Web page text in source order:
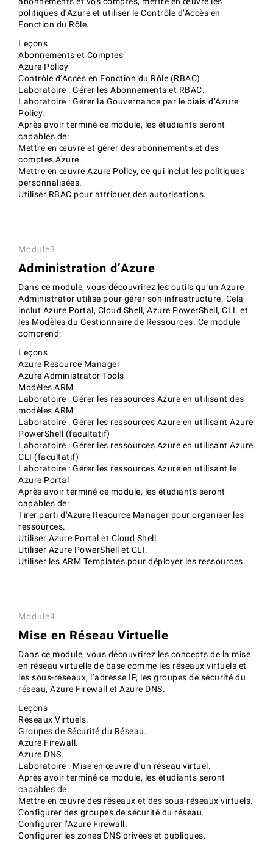
politiques d’Azure et utiliser le Contrôle d’Accès en
Fonction du Rôle.
Leçons
Abonnements et Comptes
Azure Policy
Contrôle d’Accès en Fonction du Rôle (RBAC)
Laboratoire : Gérer les Abonnements et RBAC.
Laboratoire : Gérer la Gouvernance par le biais d’Azure
Policy.
Après avoir terminé ce module, les étudiants seront
capables de:
Mettre en œuvre et gérer des abonnements et des
comptes Azure.
Mettre en œuvre Azure Policy, ce qui inclut les politiques
personnalisées.
Utiliser RBAC pour attribuer des autorisations.
Module3
Administration d’Azure
Dans ce module, vous découvrirez les outils qu’un Azure
Administrator utilise pour gérer son infrastructure. Cela
inclut Azure Portal, Cloud Shell, Azure PowerShell, CLL et
les Modèles du Gestionnaire de Ressources. Ce module
comprend:
Leçons
Azure Resource Manager
Azure Administrator Tools
Modèles ARM
Laboratoire : Gérer les ressources Azure en utilisant des
modèles ARM
Laboratoire : Gérer les ressources Azure en utilisant Azure
PowerShell (facultatif)
Laboratoire : Gérer les ressources Azure en utilisant Azure
CLI (facultatif)
Laboratoire : Gérer les ressources Azure en utilisant le
Azure Portal
Après avoir terminé ce module, les étudiants seront
capables de:
Tirer parti d’Azure Resource Manager pour organiser les
ressources.
Utiliser Azure Portal et Cloud Shell.
Utiliser Azure PowerShell et CLI.
Utiliser les ARM Templates pour déployer les ressources.
Module4
Mise en Réseau Virtuelle
Dans ce module, vous découvrirez les concepts de la mise
en réseau virtuelle de base comme les réseaux virtuels et
les sous-réseaux, l’adresse IP, les groupes de sécurité du
réseau, Azure Firewall et Azure DNS.
Leçons
Réseaux Virtuels.
Groupes de Sécurité du Réseau.
Azure Firewall.
Azure DNS.
Laboratoire : Mise en œuvre d’un réseau virtuel.
Après avoir terminé ce module, les étudiants seront
capables de:
Mettre en œuvre des réseaux et des sous-réseaux virtuels.
Configurer des groupes de sécurité du réseau.
Configurer l’Azure Firewall.
Configurer les zones DNS privées et publiques.